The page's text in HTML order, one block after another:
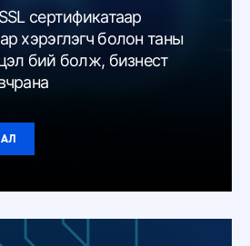
сертификатаар
хэрэглэгч болон таны
бий болж, бизнест